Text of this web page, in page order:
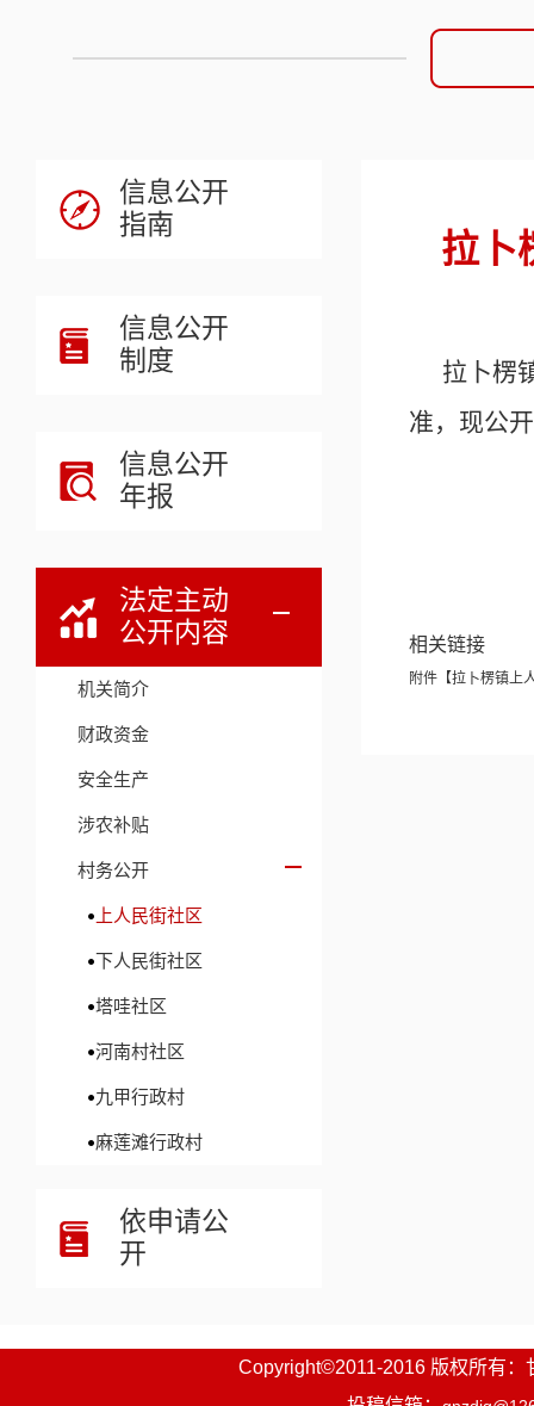
信息公开
指南
信息公开
制度
信息公开
年报
法定主动
公开内容
机关简介
财政资金
安全生产
涉农补贴
村务公开
上人民街社区
下人民街社区
塔哇社区
河南村社区
九甲行政村
麻莲滩行政村
依申请公
开
拉卜
拉卜楞
准，现公
相关链接
附件【拉卜楞镇上
Copyright©2011-2016 版权所有：